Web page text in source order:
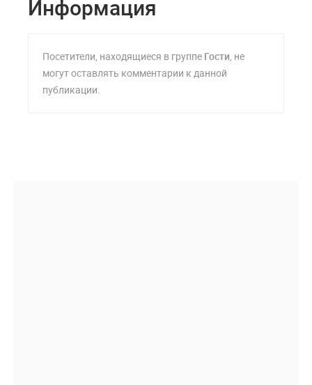
Информация
Посетители, находящиеся в группе Гости, не
могут оставлять комментарии к данной
публикации.